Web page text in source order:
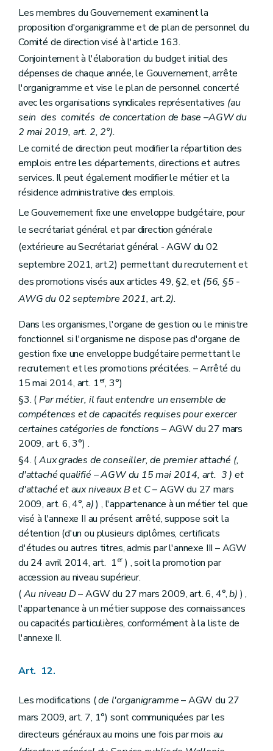
Art.341/4
Art. 341/4/1
Art.341/5
Art.
341/6
Art.341/7
Section2
Constitution d'un pool de candidats
Art.341/8
Section
Déclarations de vacance et lettres de mission
Art.342
Art.343
Section4
Art.344
Art.345
Section5 (Contrat d'administration– AGW du 7 mai 2015, art. 2)
Art.346
Art.346/1
Art.346/3
Art.346/4
Art.346/5
Art.346/6
Art. 347
Chapitre III
Durée du mandat
Art.348
Art.349
Art.350
Chapitre
Situation administrative et pécuniaire
Section1 re
De l'exercice du mandat
Art.351
Art.352
Art.353
Art.354
Art. 354/1
Section2
De la rémunération
Art.355
Chapitre
Evaluation
Art.356
Art.357
Art.358
Art.359
Art.360
Titre III Dispositions applicables aux fonctionnaires généraux non soumis au régime du mandat
Art. 361
Art.362
Art. 363
Art. 364
Art. 365
Art. 366
Art. 367
Livre III LES CONGES ET AUTRES ABSENCES DES AGENTS
Chapitre premier Dispositions générales
Art. 368
Art. 369
Art. 370
Art.
Chapitre II
Art. 371
Art. 373
Art. 374
Art. 375
Chapitre III Congés de circonstances et congés exceptionnels
Section première Congés de circonstances
Les membres du Gouvernement examinent la
proposition d'organigramme et de plan de personnel du
Comité de direction visé à l'article 163.
Conjointement à l'élaboration du budget initial des
dépenses de chaque année, le Gouvernement, arrête
l'organigramme et vise le plan de personnel concerté
avec les organisations syndicales représentatives (au
sein des comités de concertation de base –AGW du
2 mai 2019, art. 2, 2°).
Le comité de direction peut modifier la répartition des
emplois entre les départements, directions et autres
services. Il peut également modifier le métier et la
résidence administrative des emplois.
Le Gouvernement fixe une enveloppe budgétaire, pour
le secrétariat général et par direction générale
(extérieure au Secrétariat général - AGW du 02
septembre 2021, art.2) permettant du recrutement et
des promotions visés aux articles 49, §2, et (56, §5 -
AWG du 02 septembre 2021, art.2).
Dans les organismes, l'organe de gestion ou le ministre
fonctionnel si l'organisme ne dispose pas d'organe de
gestion fixe une enveloppe budgétaire permettant le
recrutement et les promotions précitées. – Arrêté du
15 mai 2014, art. 1er, 3°)
§3. (Par métier, il faut entendre un ensemble de
compétences et de capacités requises pour exercer
certaines catégories de fonctions – AGW du 27 mars
2009, art. 6, 3°) .
§4. (Aux grades de conseiller, de premier attaché (,
d'attaché qualifié – AGW du 15 mai 2014, art. 3 ) et
d'attaché et aux niveaux B et C– AGW du 27 mars
2009, art. 6, 4°, a)) , l'appartenance à un métier tel que
visé à l'annexe II au présent arrêté, suppose soit la
détention (d'un ou plusieurs diplômes, certificats
d'études ou autres titres, admis par l'annexe III – AGW
du 24 avril 2014, art. 1er) , soit la promotion par
accession au niveau supérieur.
(Au niveau D– AGW du 27 mars 2009, art. 6, 4°,b) ) ,
l'appartenance à un métier suppose des connaissances
ou capacités particulières, conformément à la liste de
l'annexe II.
Art. 12.
Les modifications (de l'organigramme– AGW du 27
mars 2009, art. 7, 1°) sont communiquées par les
directeurs généraux au moins une fois par mois au